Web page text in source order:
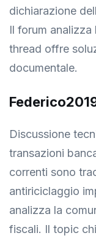
dichiarazione
Il forum analizza
thread offre
documentale.
Discussione
transazioni
correnti sono
antiriciclaggio
analizza la
fiscali. Il topic